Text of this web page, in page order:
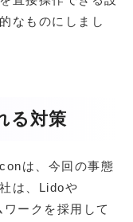
なものにしまし
る対策
は、今回の事態
は、Lidoや
ークを採用して